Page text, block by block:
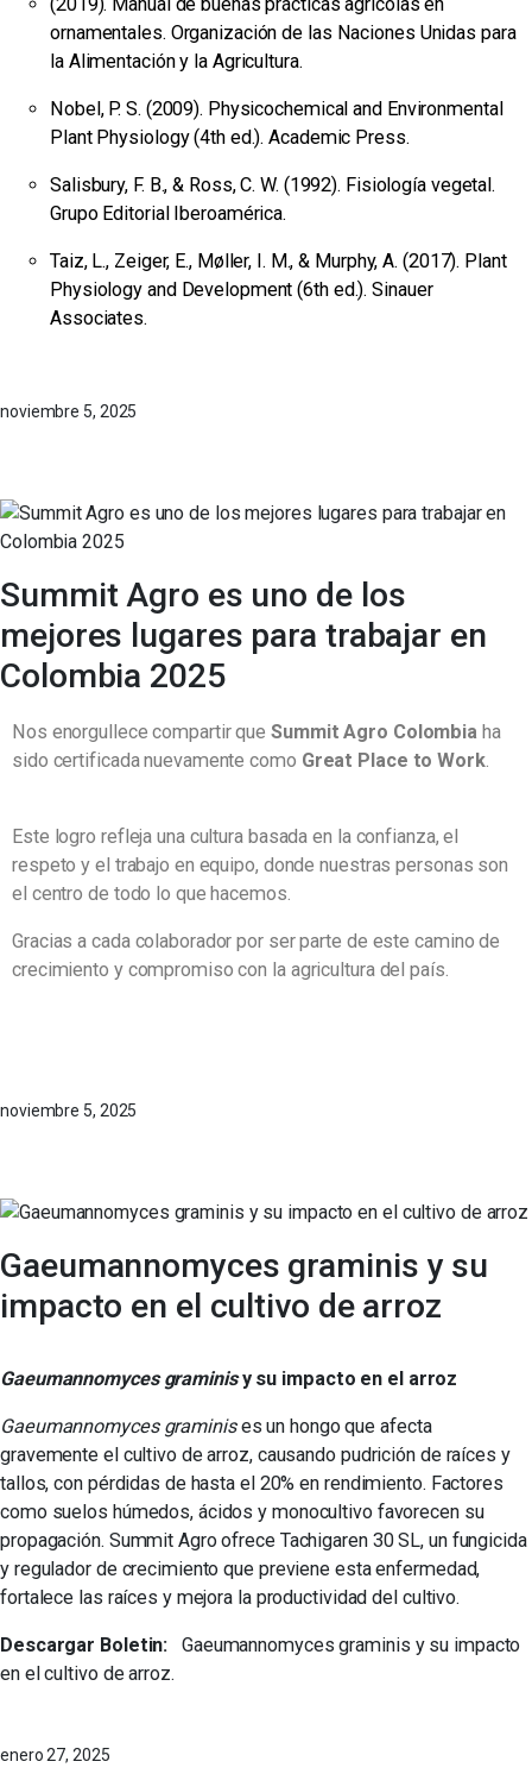
ornamentales. Organización de las Naciones Unidas para
la Alimentación y la Agricultura.
Nobel, P. S. (2009). Physicochemical and Environmental
Plant Physiology (4th ed.). Academic Press.
Salisbury, F. B., & Ross, C. W. (1992). Fisiología vegetal.
Grupo Editorial Iberoamérica.
Taiz, L., Zeiger, E., Møller, I. M., & Murphy, A. (2017). Plant
Physiology and Development (6th ed.). Sinauer
Associates.
noviembre 5, 2025
Summit Agro es uno de los
mejores lugares para trabajar en
Colombia 2025
Nos enorgullece compartir que Summit Agro Colombia ha
sido certificada nuevamente como Great Place to Work.
Este logro refleja una cultura basada en la confianza, el
respeto y el trabajo en equipo, donde nuestras personas son
el centro de todo lo que hacemos.
Gracias a cada colaborador por ser parte de este camino de
crecimiento y compromiso con la agricultura del país.
noviembre 5, 2025
Gaeumannomyces graminis y su
impacto en el cultivo de arroz
Gaeumannomyces graminisy su impacto en el arroz
Gaeumannomyces graminises un hongo que afecta
gravemente el cultivo de arroz, causando pudrición de raíces y
tallos, con pérdidas de hasta el 20% en rendimiento. Factores
como suelos húmedos, ácidos y monocultivo favorecen su
propagación. Summit Agro ofrece Tachigaren 30 SL, un fungicida
y regulador de crecimiento que previene esta enfermedad,
fortalece las raíces y mejora la productividad del cultivo.
Descargar Boletin: Gaeumannomyces graminis y su impacto
en el cultivo de arroz.
enero 27, 2025